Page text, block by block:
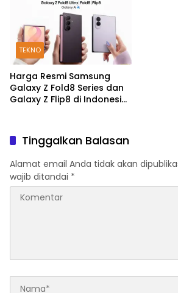
TEKNO
Harga Resmi Samsung
Galaxy Z Fold8 Series dan
Galaxy Z Flip8 di Indonesia,
Tinggalkan Balasan
Alamat email Anda tidak akan
wajib ditandai *